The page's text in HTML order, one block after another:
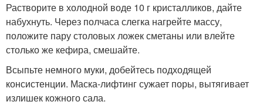
Растворите в холодной воде 10 г кристалликов, дайте
набухнуть. Через полчаса слегка нагрейте массу,
положите пару столовых ложек сметаны или влейте
столько же кефира, смешайте.
Всыпьте немного муки, добейтесь подходящей
консистенции. Маска-лифтинг сужает поры, вытягивает
излишек кожного сала.